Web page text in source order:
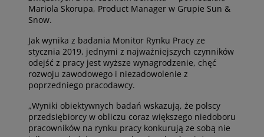
Mariola Skorupa, Product Manager w Grupie Sun &
Snow.
Jak wynika z badania Monitor Rynku Pracy ze
stycznia 2019, jednymi z najważniejszych czynników
odejść z pracy jest wyższe wynagrodzenie, chęć
rozwoju zawodowego i niezadowolenie z
poprzedniego pracodawcy.
„Wyniki obiektywnych badań wskazują, że polscy
przedsiębiorcy w obliczu coraz większego niedoboru
pracowników na rynku pracy konkurują ze sobą nie